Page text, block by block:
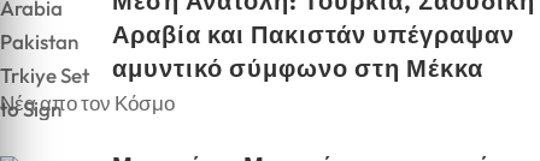
Αραβία και Πακιστάν υπέγραψαν
αμυντικό σύμφωνο στη Μέκκα
Νέα απο τον Κόσμο